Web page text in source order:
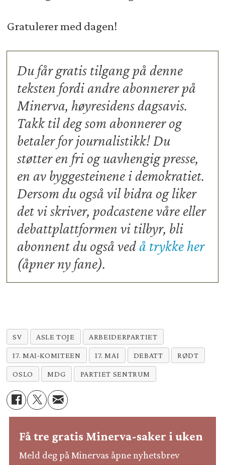
Gratulerer med dagen!
Du får gratis tilgang på denne
teksten fordi andre abonnerer på
Minerva, høyresidens dagsavis.
Takk til deg som abonnerer og
betaler for journalistikk! Du
støtter en fri og uavhengig presse,
en av byggesteinene i demokratiet.
Dersom du også vil bidra og liker
det vi skriver, podcastene våre eller
debattplattformen vi tilbyr, bli
abonnent du også ved å trykke her
(åpner ny fane).
SV ASLE TOJE ARBEIDERPARTIET
17. MAI-KOMITEEN 17. MAI DEBATT RØDT
OSLO MDG PARTIET SENTRUM
Få tre gratis Minerva-saker i uken
Meld deg på Minervas åpne nyhetsbrev